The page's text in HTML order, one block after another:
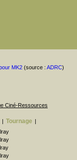
MK2 (source : ADRC)
Ciné-Ressources
| Tournage |